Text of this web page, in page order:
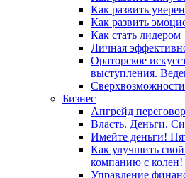
Как развить
Как развить
Как стать лидером
Личная
Ораторское
выступления.
Сверхвозможности
Бизнес
Апгрейд
Власть. Деньги.
Имейте деньги!
Как улучшить
компанию с колен!
Управление